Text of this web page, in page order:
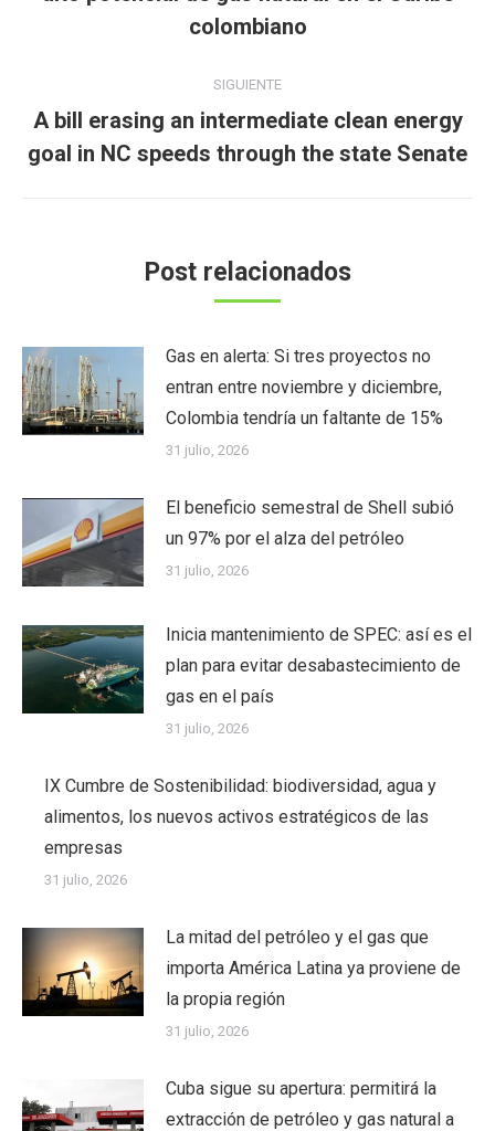
anterior:
colombiano
SIGUIENTE
Publicación
siguiente:
A bill erasing an intermediate clean energy
goal in NC speeds through the state Senate
Post relacionados
Gas en alerta: Si tres proyectos no
entran entre noviembre y diciembre,
Colombia tendría un faltante de 15%
31 julio, 2026
El beneficio semestral de Shell subió
un 97% por el alza del petróleo
31 julio, 2026
Inicia mantenimiento de SPEC: así es el
plan para evitar desabastecimiento de
gas en el país
31 julio, 2026
IX Cumbre de Sostenibilidad: biodiversidad, agua y
alimentos, los nuevos activos estratégicos de las
empresas
31 julio, 2026
La mitad del petróleo y el gas que
importa América Latina ya proviene de
la propia región
31 julio, 2026
Cuba sigue su apertura: permitirá la
extracción de petróleo y gas natural a